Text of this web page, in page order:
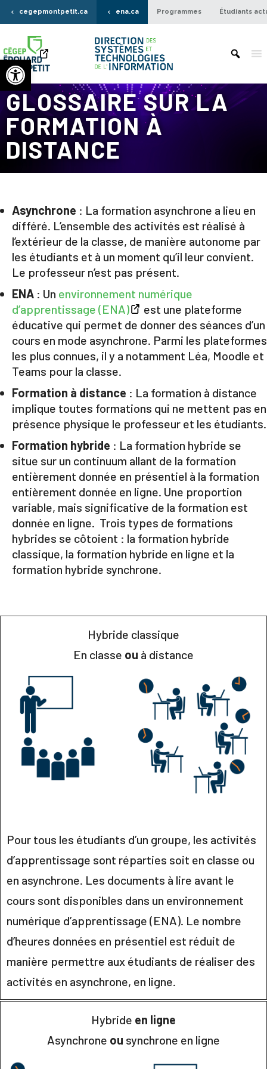
Ouvrir la barre d’outils
cegepmontpetit.ca ena.ca Programmes Étudiants
GLOSSAIRE SUR LA
FORMATION À
DISTANCE
Asynchrone : La formation asynchrone a lieu en
différé. L’ensemble des activités est réalisé à
l’extérieur de la classe, de manière autonome par
les étudiants et à un moment qu’il leur convient.
Le professeur n’est pas présent.
ENA : Un environnement numérique
d’apprentissage (ENA)
est une plateforme
éducative qui permet de donner des séances d’un
cours en mode asynchrone. Parmi les plateformes
les plus connues, il y a notamment Léa, Moodle et
Teams pour la classe.
Formation à distance : La formation à distance
implique toutes formations qui ne mettent pas en
présence physique le professeur et les étudiants.
Formation hybride : La formation hybride se
situe sur un continuum allant de la formation
entièrement donnée en présentiel à la formation
entièrement donnée en ligne. Une proportion
variable, mais significative de la formation est
donnée en ligne. Trois types de formations
hybrides se côtoient : la formation hybride
classique, la formation hybride en ligne et la
formation hybride synchrone.
Hybride classique
En classe ou à distance
Pour tous les étudiants d’un groupe, les activités
d’apprentissage sont réparties soit en classe ou
en asynchrone. Les documents à lire avant le
cours sont disponibles dans un environnement
numérique d’apprentissage (ENA). Le nombre
d’heures données en présentiel est réduit de
manière permettre aux étudiants de réaliser des
activités en asynchrone, en ligne.
Hybride en ligne
Asynchrone ou synchrone en ligne